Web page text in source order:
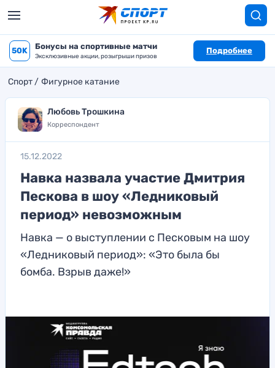
50K Бонусы на спортивные матчи
Эксклюзивные акции, розыгрыши призов
Подробнее
Спорт Фигурное катание
Любовь Трошкина
Корреспондент
15.12.2022
Навка назвала участие Дмитрия
Пескова в шоу «Ледниковый
период» невозможным
Навка — о выступлении с Песковым на шоу
«Ледниковый период»: «Это была бы
бомба. Взрыв даже!»